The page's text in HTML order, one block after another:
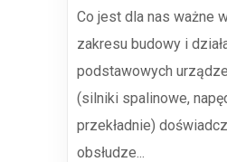
Co jest dla nas ważne
zakresu budowy i
podstawowych
(silniki spalinowe,
przekładnie)
obsłudze...